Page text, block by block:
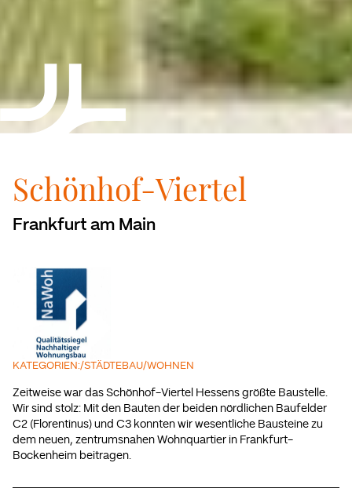
Schönhof-Viertel
Frankfurt am Main
KATEGORIEN:/STÄDTEBAU/WOHNEN
Zeitweise war das Schönhof-Viertel Hessens größte Baustelle.
Wir sind stolz: Mit den Bauten der beiden nördlichen Baufelder
C2 (Florentinus) und C3 konnten wir wesentliche Bausteine zu
dem neuen, zentrumsnahen Wohnquartier in Frankfurt-
Bockenheim beitragen.